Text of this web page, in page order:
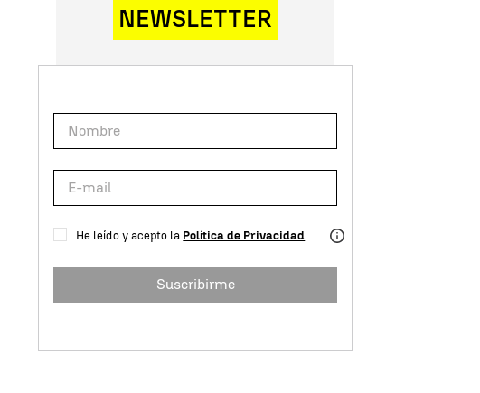
NEWSLETTER
He leído y acepto la Política de Privacidad
Suscribirme